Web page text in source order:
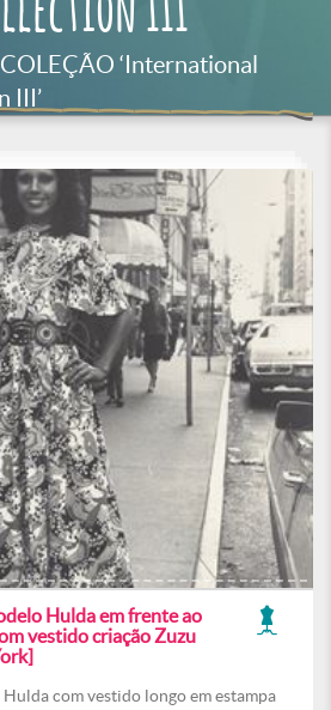
III’
‘International
III’
Hulda em frente ao
vestido criação Zuzu
com vestido longo em estampa